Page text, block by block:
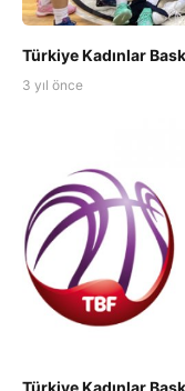
Türkiye Kadınlar
3 yıl önce
Türkiye Kadınlar